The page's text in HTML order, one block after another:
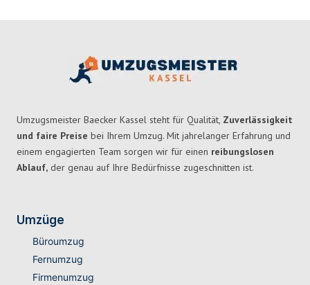
Umzugsmeister Baecker Kassel steht für Qualität, Zuverlässigkeit
und faire Preise bei Ihrem Umzug. Mit jahrelanger Erfahrung und
einem engagierten Team sorgen wir für einen reibungslosen
Ablauf, der genau auf Ihre Bedürfnisse zugeschnitten ist.
Umzüge
Büroumzug
Fernumzug
Firmenumzug